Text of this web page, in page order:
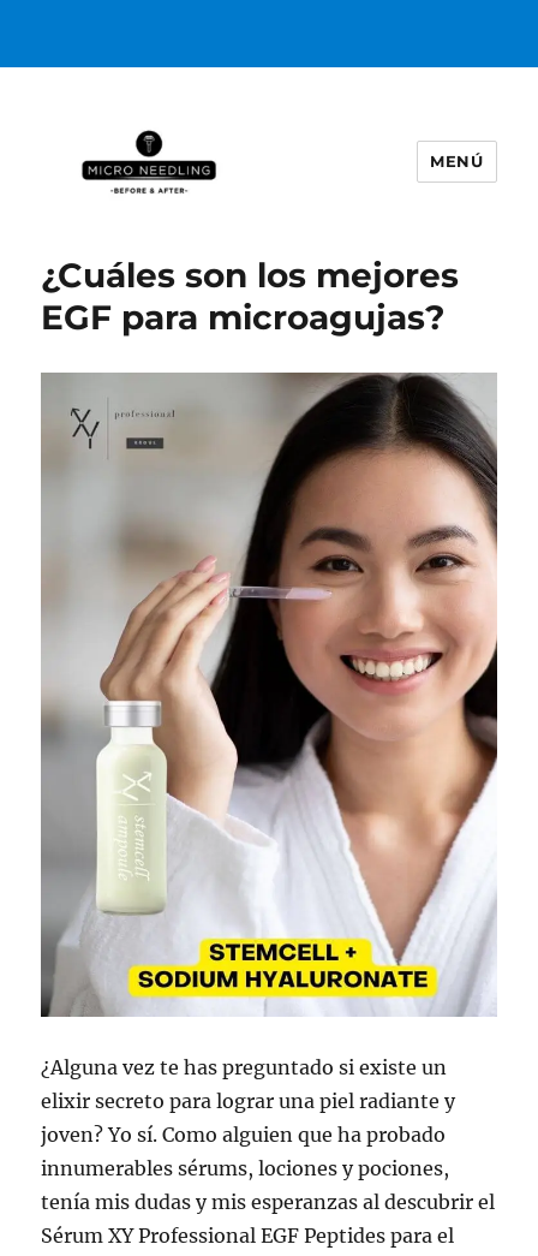
MENÚ
¿Cuáles son los mejores
EGF para microagujas?
¿Alguna vez te has preguntado si existe un
elixir secreto para lograr una piel radiante y
joven? Yo sí. Como alguien que ha probado
innumerables sérums, lociones y pociones,
tenía mis dudas y mis esperanzas al descubrir el
Sérum XY Professional EGF Peptides para el